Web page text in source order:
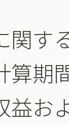
関す
算期
益お